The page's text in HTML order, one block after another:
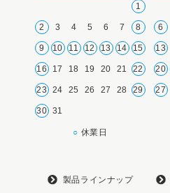
1
2 3 4 5 6 7 8
9 10 11 12 13 14 15
16 17 18 19 20 21 22
23 24 25 26 27 28 29
30 31
○ 休業日
6
13
20
27
製品ラインナップ